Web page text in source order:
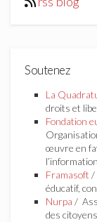
Soutenez
La
droits et
Fondation
œuvre en
l’information
Framasoft /
éducatif,
Nurpa /
des